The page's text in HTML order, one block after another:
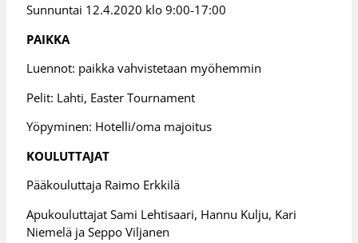
Sunnuntai 12.4.2020 klo 9:00-17:00
PAIKKA
Luennot: paikka vahvistetaan myöhemmin
Pelit: Lahti, Easter Tournament
Yöpyminen: Hotelli/oma majoitus
KOULUTTAJAT
Pääkouluttaja Raimo Erkkilä
Apukouluttajat Sami Lehtisaari, Hannu Kulju, Kari
Niemelä ja Seppo Viljanen